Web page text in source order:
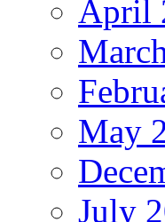
April
May
July